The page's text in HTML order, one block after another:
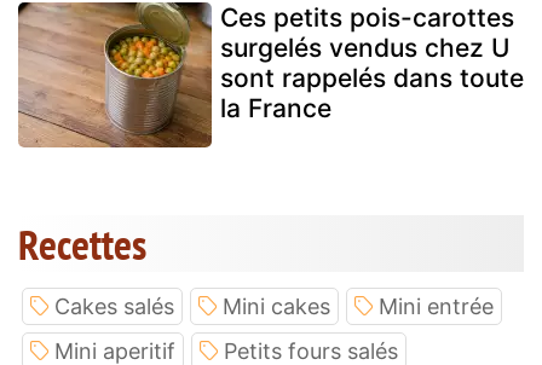
Ces petits pois-carottes
surgelés vendus chez U
sont rappelés dans toute
la France
Recettes
Cakes salés Mini cakes
Mini entrée
Mini aperitif
Petits fours salés